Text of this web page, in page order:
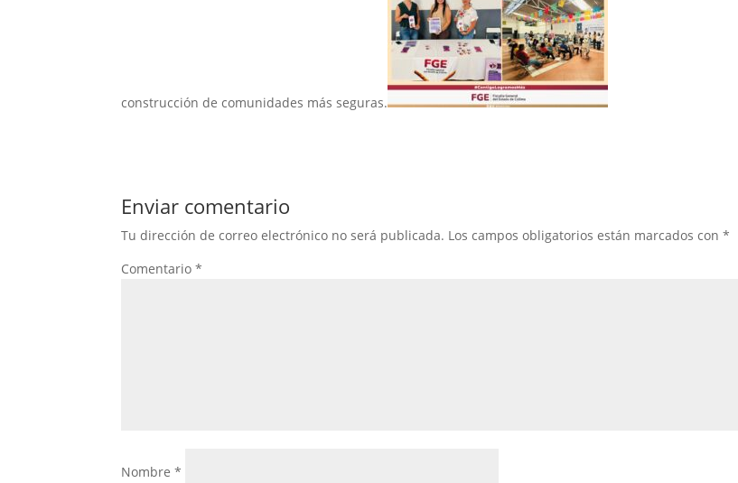
construcción de comunidades más seguras.
Enviar comentario
Tu dirección de correo electrónico no será publicada. Los campos obligatorios están marcados con*
Comentario*
Nombre*